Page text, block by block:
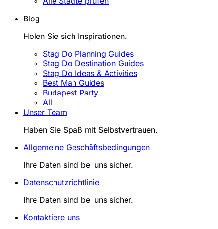
Blog
Holen Sie sich Inspirationen.
Stag Do Planning Guides
Stag Do Destination Guides
Stag Do Ideas & Activities
Best Man Guides
Budapest Party
All
Unser Team
Haben Sie Spaß mit Selbstvertrauen.
Allgemeine Geschäftsbedingungen
Ihre Daten sind bei uns sicher.
Datenschutzrichtlinie
Ihre Daten sind bei uns sicher.
Kontaktiere uns